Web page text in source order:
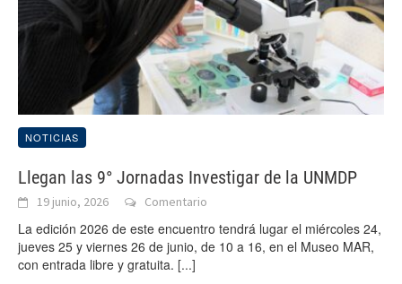
NOTICIAS
Llegan las 9° Jornadas Investigar de la UNMDP
19 junio, 2026 Comentario
La edición 2026 de este encuentro tendrá lugar el miércoles 24,
jueves 25 y viernes 26 de junio, de 10 a 16, en el Museo MAR,
con entrada libre y gratuita. [...]